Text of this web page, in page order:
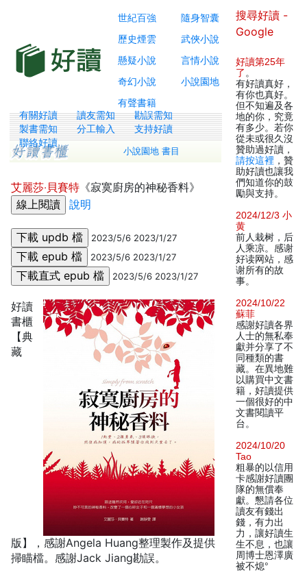
世紀百強
隨身智囊
歷史煙雲
武俠小說
懸疑小說
言情小說
奇幻小說
小說園地
有聲書籍
有關好讀 讀友需知
勘誤需知
製書需知
分工輸入
支持好讀
聯絡好讀
小說園地 書目
艾麗莎‧貝賽特 《寂寞廚房的神秘香料》
說明
2023/5/6 2023/1/27
2023/5/6 2023/1/27
2023/5/6 2023/1/27
好讀
書櫃
【典
藏
版】，感謝Angela Huang整理製作及提供
掃瞄檔。感謝Jack Jiang勘誤。
搜尋好讀 -
Google
好讀第25年
了 。
有好讀真好，
有你也真好。
但不知遍及各
地的你，究竟
有多少。若你
從未或很久沒
贊助過好讀，
請按這裡 ，贊
助好讀也讓我
們知道你的鼓
勵與支持。
2024/12/3 小
黄
前人栽树，后
人乘凉。感谢
好读网站，感
谢所有的故
事。
2024/10/22
蘇菲
感謝好讀各界
人士的無私奉
獻并分享了不
同種類的書
藏。在異地難
以購買中文書
籍，好讀提供
一個很好的中
文書閱讀平
台。
2024/10/20
Tao
粗暴的以信用
卡感謝好讀團
隊的無償奉
獻。懇請各位
讀友有錢出
錢，有力出
力，讓好讀生
生不息，也讓
周博士恩澤廣
被不熄°